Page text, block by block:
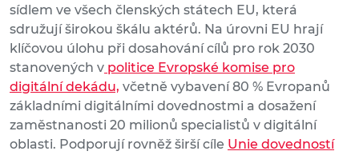
sídlem ve všech členských státech EU, která
sdružují širokou škálu aktérů. Na úrovni EU hrají
klíčovou úlohu při dosahování cílů pro rok 2030
stanovených v politice Evropské komise pro
digitální dekádu, včetně vybavení 80 % Evropanů
základními digitálními dovednostmi a dosažení
zaměstnanosti 20 milionů specialistů v digitální
oblasti. Podporují rovněž širší cíle Unie dovedností